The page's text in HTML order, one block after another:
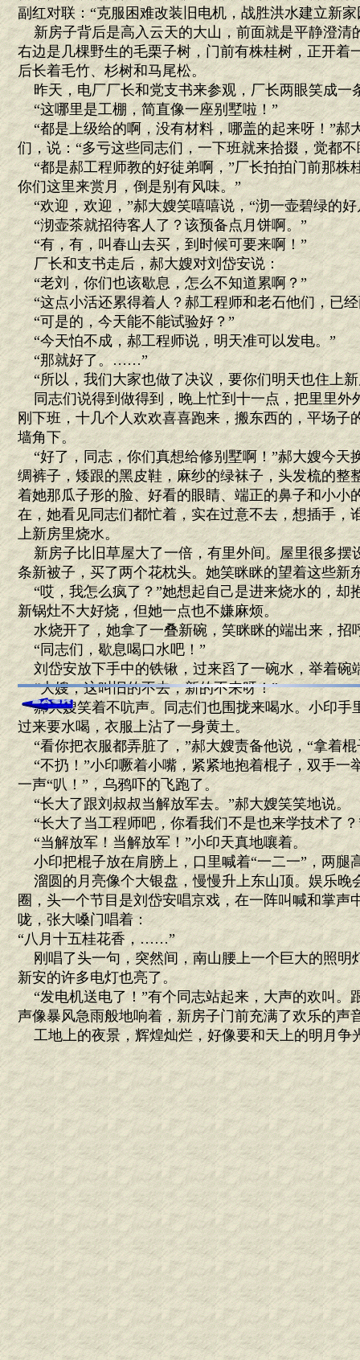
副红对联：“克服困难改装旧电机，战胜洪水建立新
新房子背后是高入云天的大山，前面就是平静澄清
右边是几棵野生的毛栗子树，门前有株桂树，正开着
后长着毛竹、杉树和马尾松。
昨天，电厂厂长和党支书来参观，厂长两眼笑成一
“这哪里是工棚，简直像一座别墅啦！”
“都是上级给的啊，没有材料，哪盖的起来呀！”郝
们，说：“多亏这些同志们，一下班就来拾掇，觉都不
“都是郝工程师教的好徒弟啊，”厂长拍拍门前那株
你们这里来赏月，倒是别有风味。”
“欢迎，欢迎，”郝大嫂笑嘻嘻说，“沏一壶碧绿的好
“沏壶茶就招待客人了？该预备点月饼啊。”
“有，有，叫春山去买，到时候可要来啊！”
厂长和支书走后，郝大嫂对刘岱安说：
“老刘，你们也该歇息，怎么不知道累啊？”
“这点小活还累得着人？郝工程师和老石他们，已
“可是的，今天能不能试验好？”
“今天怕不成，郝工程师说，明天准可以发电。”
“那就好了。……”
“所以，我们大家也做了决议，要你们明天也住上新
同志们说得到做得到，晚上忙到十一点，把里里外
刚下班，十几个人欢欢喜喜跑来，搬东西的，平场子
墙角下。
“好了，同志，你们真想给修别墅啊！”郝大嫂今天
绸裤子，矮跟的黑皮鞋，麻纱的绿袜子，头发梳的整
着她那瓜子形的脸、好看的眼睛、端正的鼻子和小小
在，她看见同志们都忙着，实在过意不去，想插手，
上新房里烧水。
新房子比旧草屋大了一倍，有里外间。屋里很多摆
条新被子，买了两个花枕头。她笑眯眯的望着这些新
“哎，我怎么疯了？”她想起自己是进来烧水的，却
新锅灶不大好烧，但她一点也不嫌麻烦。
水烧开了，她拿了一叠新碗，笑眯眯的端出来，招
“同志们，歇息喝口水吧！”
刘岱安放下手中的铁锹，过来舀了一碗水，举着碗
“大嫂，这叫旧的不去，新的不来呀！”
郝大嫂笑着不吭声。同志们也围拢来喝水。小印手
过来要水喝，衣服上沾了一身黄土。
“看你把衣服都弄脏了，”郝大嫂责备他说，“拿着棍
“不扔！”小印噘着小嘴，紧紧地抱着棍子，双手一
一声“叭！”，乌鸦吓的飞跑了。
“长大了跟刘叔叔当解放军去。”郝大嫂笑笑地说。
“长大了当工程师吧，你看我们不是也来学技术了？
“当解放军！当解放军！”小印天真地嚷着。
小印把棍子放在肩膀上，口里喊着“一二一”，两腿
溜圆的月亮像个大银盘，慢慢升上东山顶。娱乐晚
圈，头一个节目是刘岱安唱京戏，在一阵叫喊和掌声
咙，张大嗓门唱着：
“八月十五桂花香，……”
刚唱了头一句，突然间，南山腰上一个巨大的照明
新安的许多电灯也亮了。
“发电机送电了！”有个同志站起来，大声的欢叫。
声像暴风急雨般地响着，新房子门前充满了欢乐的声
工地上的夜景，辉煌灿烂，好像要和天上的明月争